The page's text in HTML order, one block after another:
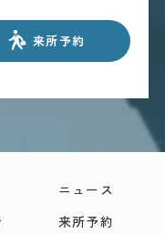
正・削除などをご
て適用される日本の
本ポリシーの内容
来所予約
ニュース
来所予約